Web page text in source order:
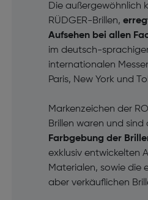
Die außergewöhnlich
RÜDGER-Brillen,
Aufsehen bei allen
im deutsch-
internationalen
Paris, New York und
Markenzeichen der
Brillen waren und sind
Farbgebung der
exklusiv entwickelten
Materialen, sowie die
aber verkäuflichen